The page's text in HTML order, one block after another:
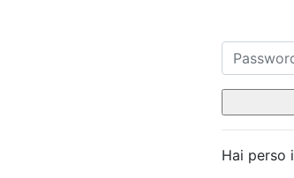
Hai perso